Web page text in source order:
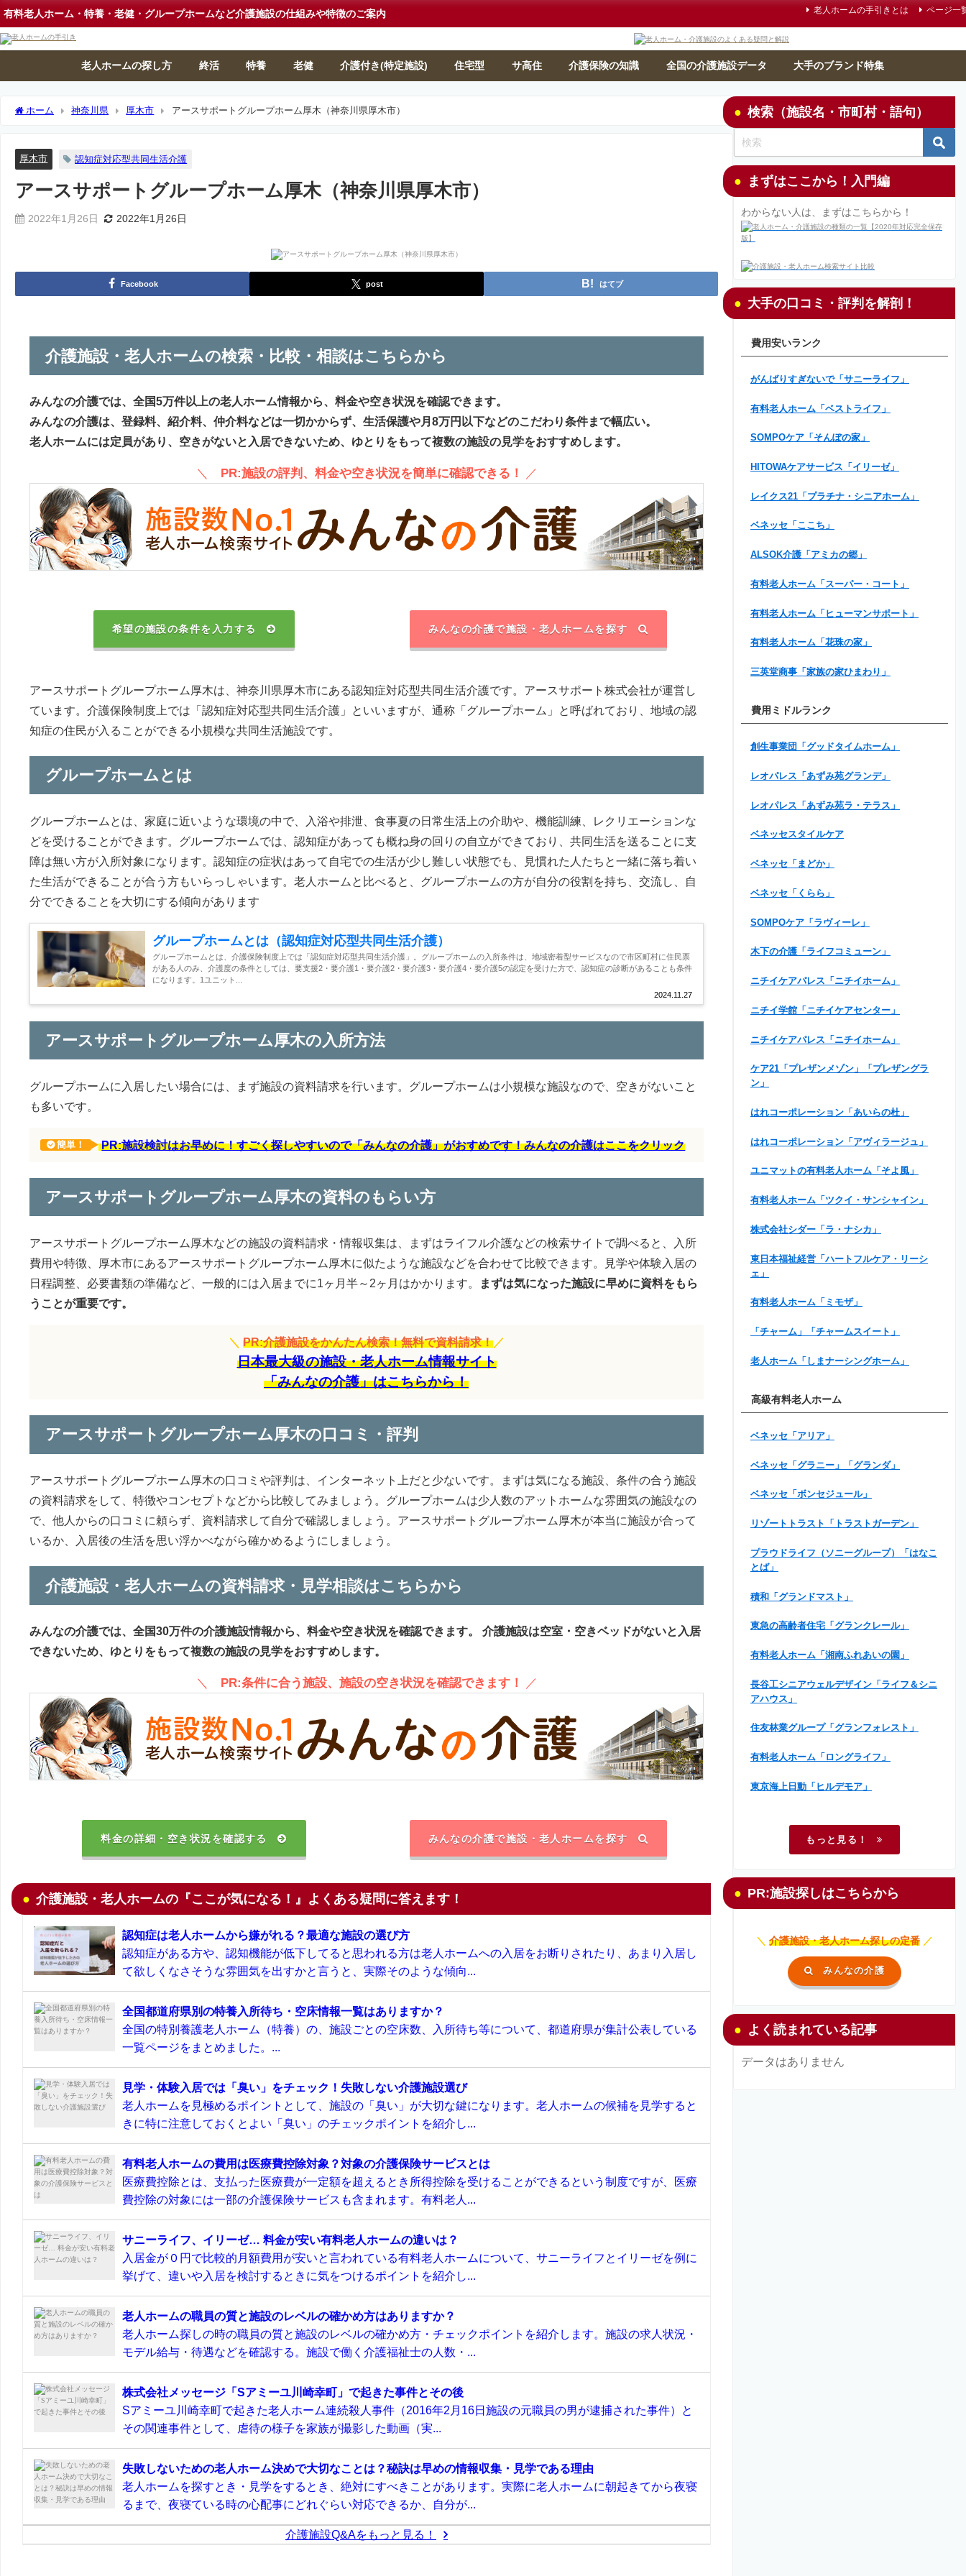
有料老人ホーム・特養・老健・グループホームなど介護施設の仕組みや特徴のご案内 老人ホームの手引きとは ページ一
老人ホームの探し方 終活 特養 老健 介護付き(特定施設) 住宅型 サ高住 介護保険の知識 全国の介護施設データ 大手のブランド特集
ホーム 神奈川県 厚木市 アースサポートグループホーム厚木（神奈川県厚木市）
厚木市 認知症対応型共同生活介護
アースサポートグループホーム厚木（神奈川県厚木市）
2022年1月26日 2022年1月26日
Facebook post はてブ
介護施設・老人ホームの検索・比較・相談はこちらから
みんなの介護では、全国5万件以上の老人ホーム情報から、料金や空き状況を確認できます。
みんなの介護は、登録料、紹介料、仲介料などは一切かからず、生活保護や月8万円以下などのこだわり条件まで幅広い。
老人ホームには定員があり、空きがないと入居できないため、ゆとりをもって複数の施設の見学をおすすめします。
＼ PR:施設の評判、料金や空き状況を簡単に確認できる！ ／
希望の施設の条件を入力する みんなの介護で施設・老人ホームを探す
アースサポートグループホーム厚木は、神奈川県厚木市にある認知症対応型共同生活介護です。アースサポート株式会社が運営し
ています。介護保険制度上では「認知症対応型共同生活介護」といいますが、通称「グループホーム」と呼ばれており、地域の認
知症の住民が入ることができる小規模な共同生活施設です。
グループホームとは
グループホームとは、家庭に近いような環境の中で、入浴や排泄、食事夏の日常生活上の介助や、機能訓練、レクリエーションな
どを受けることができます。グループホームでは、認知症があっても概ね身の回りの自立ができており、共同生活を送ることに支
障は無い方が入所対象になります。認知症の症状はあって自宅での生活が少し難しい状態でも、見慣れた人たちと一緒に落ち着い
た生活ができることが合う方もいらっしゃいます。老人ホームと比べると、グループホームの方が自分の役割を持ち、交流し、自
分でできることを大切にする傾向があります
グループホームとは（認知症対応型共同生活介護）
2024.11.27
グループホームとは、介護保険制度上では「認知症対応型共同生活介護」。グループホームの入所条件は、地域密着型サービスなので市区町村に住民票
がある人のみ、介護度の条件としては、要支援2・要介護1・要介護2・要介護3・要介護4・要介護5の認定を受けた方で、認知症の診断があることも条件
になります。1ユニット...
アースサポートグループホーム厚木の入所方法
グループホームに入居したい場合には、まず施設の資料請求を行います。グループホームは小規模な施設なので、空きがないこと
も多いです。
簡単！ PR:施設検討はお早めに！すごく探しやすいので「みんなの介護」がおすめです！みんなの介護はここをクリック
アースサポートグループホーム厚木の資料のもらい方
アースサポートグループホーム厚木などの施設の資料請求・情報収集は、まずはライフル介護などの検索サイトで調べると、入所
費用や特徴、厚木市にあるアースサポートグループホーム厚木に似たような施設などを合わせて比較できます。見学や体験入居の
日程調整、必要書類の準備など、一般的には入居までに1ヶ月半～2ヶ月はかかります。
まずは気になった施設に早めに資料をもら
うことが重要です。
＼ PR:介護施設をかんたん検索！無料で資料請求！ ／
日本最大級の施設・老人ホーム情報サイト
「みんなの介護」はこちらから！
アースサポートグループホーム厚木の口コミ・評判
アースサポートグループホーム厚木の口コミや評判は、インターネット上だと少ないです。まずは気になる施設、条件の合う施設
の資料請求をして、特徴やコンセプトなどから比較してみましょう。グループホームは少人数のアットホームな雰囲気の施設なの
で、他人からの口コミに頼らず、資料請求して自分で確認しましょう。アースサポートグループホーム厚木が本当に施設が合って
いるか、入居後の生活を思い浮かべながら確かめるようにしましょう。
介護施設・老人ホームの資料請求・見学相談はこちらから
みんなの介護では、全国30万件の介護施設情報から、料金や空き状況を確認できます。
介護施設は空室・空きベッドがないと入居
できないため、ゆとりをもって複数の施設の見学をおすすめします。
＼ PR:条件に合う施設、施設の空き状況を確認できます！ ／
料金の詳細・空き状況を確認する みんなの介護で施設・老人ホームを探す
介護施設・老人ホームの『ここが気になる！』よくある疑問に答えます！
認知症は老人ホームから嫌がれる？最適な施設の選び方
認知症がある方や、認知機能が低下してると思われる方は老人ホームへの入居をお断りされたり、あまり入居し
て欲しくなさそうな雰囲気を出すかと言うと、実際そのような傾向...
全国都道府県別の特養入所待ち・空床情報一覧はありますか？
全国の特別養護老人ホーム（特養）の、施設ごとの空床数、入所待ち等について、都道府県が集計公表している
一覧ページをまとめました。...
見学・体験入居では「臭い」をチェック！失敗しない介護施設選び
老人ホームを見極めるポイントとして、施設の「臭い」が大切な鍵になります。老人ホームの候補を見学すると
きに特に注意しておくとよい「臭い」のチェックポイントを紹介し...
有料老人ホームの費用は医療費控除対象？対象の介護保険サービスとは
医療費控除とは、支払った医療費が一定額を超えるとき所得控除を受けることができるという制度ですが、医療
費控除の対象には一部の介護保険サービスも含まれます。有料老人...
サニーライフ、イリーゼ… 料金が安い有料老人ホームの違いは？
入居金が０円で比較的月額費用が安いと言われている有料老人ホームについて、サニーライフとイリーゼを例に
挙げて、違いや入居を検討するときに気をつけるポイントを紹介し...
老人ホームの職員の質と施設のレベルの確かめ方はありますか？
老人ホーム探しの時の職員の質と施設のレベルの確かめ方・チェックポイントを紹介します。施設の求人状況・
モデル給与・待遇などを確認する。施設で働く介護福祉士の人数・...
株式会社メッセージ「Sアミーユ川崎幸町」で起きた事件とその後
Sアミーユ川崎幸町で起きた老人ホーム連続殺人事件（2016年2月16日施設の元職員の男が逮捕された事件）と
その関連事件として、虐待の様子を家族が撮影した動画（実...
失敗しないための老人ホーム決めで大切なことは？秘訣は早めの情報収集・見学である理由
老人ホームを探すとき・見学をするとき、絶対にすべきことがあります。実際に老人ホームに朝起きてから夜寝
るまで、夜寝ている時の心配事にどれぐらい対応できるか、自分が...
介護施設Q&Aをもっと見る！
検索（施設名・市町村・語句）
まずはここから！入門編
わからない人は、まずはこちらから！
大手の口コミ・評判を解剖！
費用安いランク
がんばりすぎないで「サニーライフ」
有料老人ホーム「ベストライフ」
SOMPOケア「そんぽの家」
HITOWAケアサービス「イリーゼ」
レイクス21「プラチナ・シニアホーム」
ベネッセ「ここち」
ALSOK介護「アミカの郷」
有料老人ホーム「スーパー・コート」
有料老人ホーム「ヒューマンサポート」
有料老人ホーム「花珠の家」
三英堂商事「家族の家ひまわり」
費用ミドルランク
創生事業団「グッドタイムホーム」
レオパレス「あずみ苑グランデ」
レオパレス「あずみ苑ラ・テラス」
ベネッセスタイルケア
ベネッセ「まどか」
ベネッセ「くらら」
SOMPOケア「ラヴィーレ」
木下の介護「ライフコミューン」
ニチイケアパレス「ニチイホーム」
ニチイ学館「ニチイケアセンター」
ニチイケアパレス「ニチイホーム」
ケア21「プレザンメゾン」「プレザングラ
ン」
はれコーポレーション「あいらの杜」
はれコーポレーション「アヴィラージュ」
ユニマットの有料老人ホーム「そよ風」
有料老人ホーム「ツクイ・サンシャイン」
株式会社シダー「ラ・ナシカ」
東日本福祉経営「ハートフルケア・リーシ
ェ」
有料老人ホーム「ミモザ」
「チャーム」「チャームスイート」
老人ホーム「しまナーシングホーム」
高級有料老人ホーム
ベネッセ「アリア」
ベネッセ「グラニー」「グランダ」
ベネッセ「ボンセジュール」
リゾートトラスト「トラストガーデン」
プラウドライフ（ソニーグループ）「はなこ
とば」
積和「グランドマスト」
東急の高齢者住宅「グランクレール」
有料老人ホーム「湘南ふれあいの園」
長谷工シニアウェルデザイン「ライフ＆シニ
アハウス」
住友林業グループ「グランフォレスト」
有料老人ホーム「ロングライフ」
東京海上日動「ヒルデモア」
もっと見る！
PR:施設探しはこちらから
＼ 介護施設・老人ホーム探しの定番 ／
みんなの介護
よく読まれている記事
データはありません